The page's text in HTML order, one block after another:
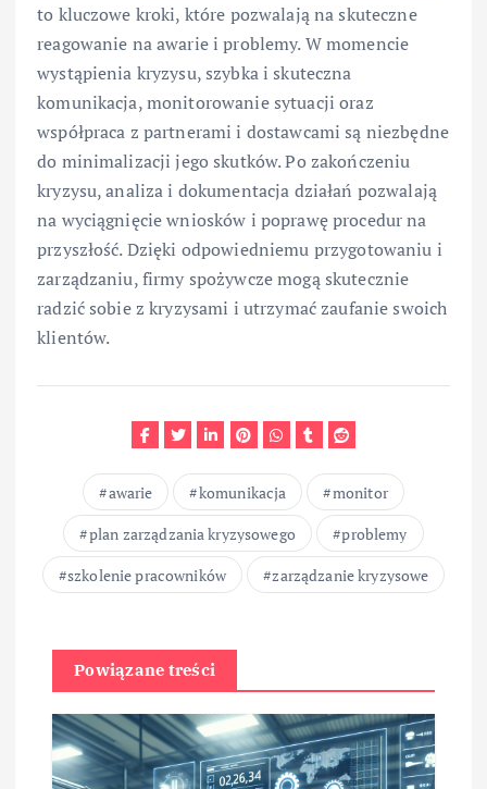
to kluczowe kroki, które pozwalają na skuteczne
reagowanie na awarie i problemy. W momencie
wystąpienia kryzysu, szybka i skuteczna
komunikacja, monitorowanie sytuacji oraz
współpraca z partnerami i dostawcami są niezbędne
do minimalizacji jego skutków. Po zakończeniu
kryzysu, analiza i dokumentacja działań pozwalają
na wyciągnięcie wniosków i poprawę procedur na
przyszłość. Dzięki odpowiedniemu przygotowaniu i
zarządzaniu, firmy spożywcze mogą skutecznie
radzić sobie z kryzysami i utrzymać zaufanie swoich
klientów.
awarie komunikacja
monitor
plan zarządzania kryzysowego
problemy
szkolenie pracowników
zarządzanie kryzysowe
Powiązane treści